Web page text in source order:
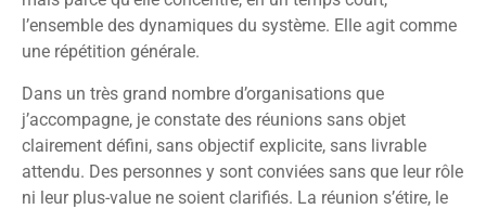
l’ensemble des dynamiques du système. Elle agit comme
une répétition générale.
Dans un très grand nombre d’organisations que
j’accompagne, je constate des réunions sans objet
clairement défini, sans objectif explicite, sans livrable
attendu. Des personnes y sont conviées sans que leur rôle
ni leur plus-value ne soient clarifiés. La réunion s’étire, le